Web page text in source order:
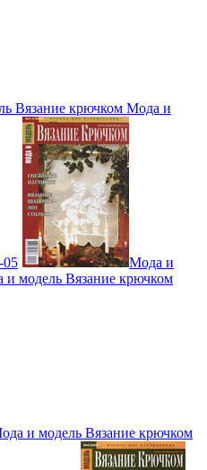
Вязание крючком Мода и
05
Мода и
модель Вязание крючком
и модель Вязание крючком